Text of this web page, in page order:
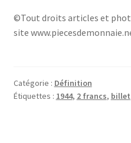
©Tout droits articles et
site
Catégorie : Définition
Étiquettes : 1944, 2 francs, billet